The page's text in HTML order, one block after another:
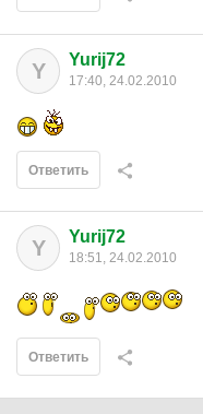
Y Yurij72
17:40, 24.02.2010
Ответить
Y Yurij72
18:51, 24.02.2010
Ответить